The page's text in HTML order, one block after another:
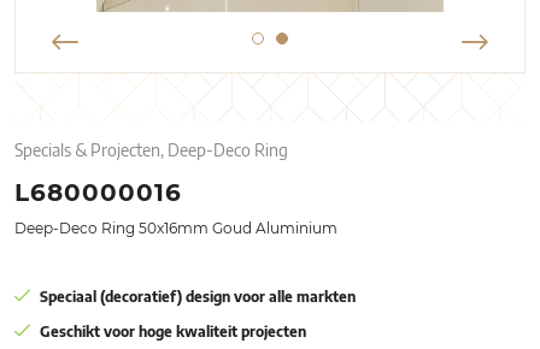
Specials & Projecten, Deep-Deco Ring
L680000016
Deep-Deco Ring 50x16mm Goud Aluminium
Speciaal (decoratief) design voor alle markten
Geschikt voor hoge kwaliteit projecten